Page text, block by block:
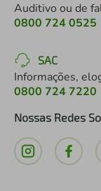
Auditivo ou de
0800 724 0525
SAC
Informações,
0800 724 7220
Nossas Redes